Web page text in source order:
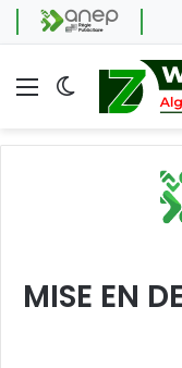
Menu Switch skin
MISE EN